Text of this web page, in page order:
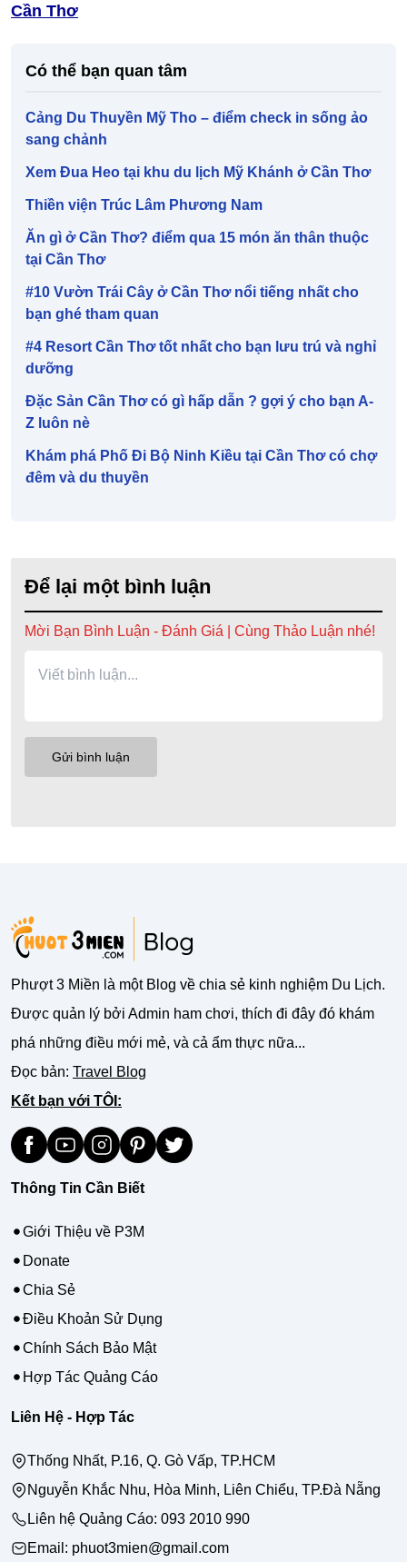
Cần Thơ
Có thể bạn quan tâm
Cảng Du Thuyền Mỹ Tho – điểm check in sống ảo
sang chảnh
Xem Đua Heo tại khu du lịch Mỹ Khánh ở Cần Thơ
Thiền viện Trúc Lâm Phương Nam
Ăn gì ở Cần Thơ? điểm qua 15 món ăn thân thuộc
tại Cần Thơ
#10 Vườn Trái Cây ở Cần Thơ nổi tiếng nhất cho
bạn ghé tham quan
#4 Resort Cần Thơ tốt nhất cho bạn lưu trú và nghỉ
dưỡng
Đặc Sản Cần Thơ có gì hấp dẫn ? gợi ý cho bạn A-
Z luôn nè
Khám phá Phố Đi Bộ Ninh Kiều tại Cần Thơ có chợ
đêm và du thuyền
Để lại một bình luận
Mời Bạn Bình Luận - Đánh Giá | Cùng Thảo Luận nhé!
Phượt 3 Miền là một Blog về chia sẻ kinh nghiệm Du Lịch.
Được quản lý bởi Admin ham chơi, thích đi đây đó khám
phá những điều mới mẻ, và cả ẩm thực nữa...
Đọc bản: Travel Blog
Kết bạn với TÔI:
Thông Tin Cần Biết
Giới Thiệu về P3M
Donate
Chia Sẻ
Điều Khoản Sử Dụng
Chính Sách Bảo Mật
Hợp Tác Quảng Cáo
Liên Hệ - Hợp Tác
Thống Nhất, P.16, Q. Gò Vấp, TP.HCM
Nguyễn Khắc Nhu, Hòa Minh, Liên Chiểu, TP.Đà Nẵng
Liên hệ Quảng Cáo: 093 2010 990
Email: phuot3mien@gmail.com